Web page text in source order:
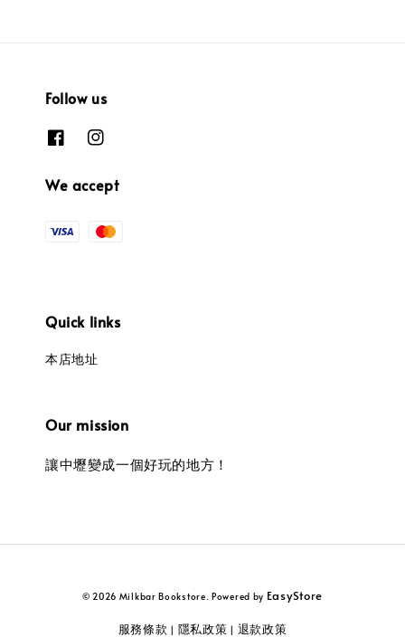
Follow us
We accept
Quick links
本店地址
Our mission
讓中壢變成一個好玩的地方！
© 2026 Milkbar Bookstore. Powered by EasyStore
服務條款 | 隱私政策 | 退款政策